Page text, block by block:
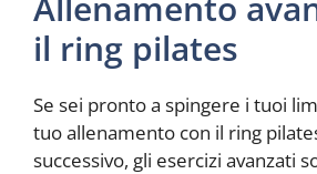
il ring pilates
Se sei pronto a spingere i tuoi
tuo allenamento con il ring
successivo, gli esercizi avanzati